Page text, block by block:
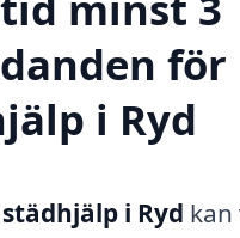
för
i Ryd
städhjälp i Ryd kan